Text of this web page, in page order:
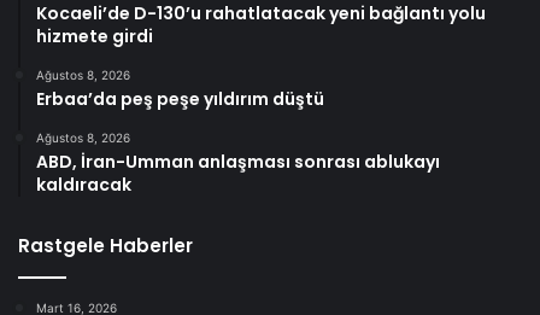
Kocaeli’de D-130’u rahatlatacak yeni bağlantı yolu
hizmete girdi
Ağustos 8, 2026
Erbaa’da peş peşe yıldırım düştü
Ağustos 8, 2026
ABD, İran-Umman anlaşması sonrası ablukayı
kaldıracak
Rastgele Haberler
Mart 16, 2026